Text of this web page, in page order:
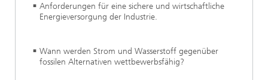
Anforderungen für eine sichere und wirtschaftliche
Energieversorgung der Industrie.
Wann werden Strom und Wasserstoff gegenüber
fossilen Alternativen wettbewerbsfähig?